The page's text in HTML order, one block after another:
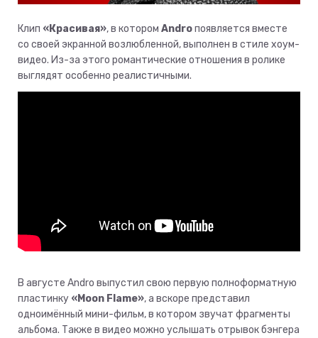
Клип «Красивая», в котором Androпоявляется вместе
со своей экранной возлюбленной, выполнен в стиле хоум-
видео. Из-за этого романтические отношения в ролике
выглядят особенно реалистичными.
В августе Andro выпустил свою первую полноформатную
пластинку «Moon Flame», а вскоре представил
одноимённый мини-фильм, в котором звучат фрагменты
альбома. Также в видео можно услышать отрывок бэнгера